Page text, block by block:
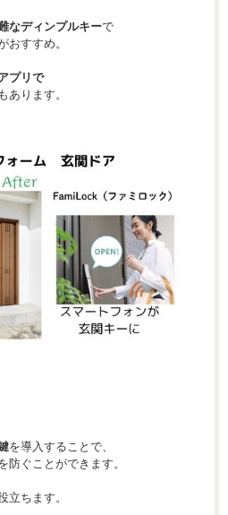
なディンプルキーで
おすすめ。
プリで
あります。
を導入することで、
防ぐことができます。
立ちます。